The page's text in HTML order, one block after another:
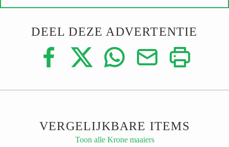
DEEL DEZE ADVERTENTIE
VERGELIJKBARE ITEMS
Toon alle Krone maaiers